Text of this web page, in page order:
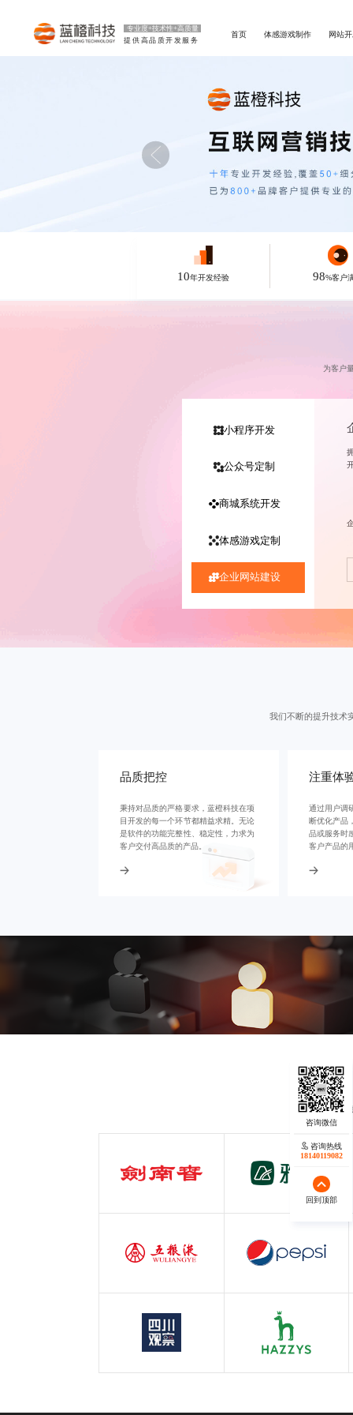
专业度+技术性+高质量
提供高品质开发服务
首页 体感游戏制作 网站
10年开发经验 98%客户
为客户
小程序开发
公众号定制
商城系统开发
体感游戏定制
企业网站建设
我们不断的提升技术
品质把控
秉持对品质的严格要求，蓝橙科技在项
目开发的每一个环节都精益求精。无论
是软件的功能完整性、稳定性，力求为
客户交付高品质的产品。
注重体
通过用户调
断优化产品
品或服务时
客户产品的
蓝橙科技服务
服装行业
四川观察
四川观察
哈吉斯
服装行业
咨询热线
18140119082
回到顶部
咨询热线
18140119082
回到顶部